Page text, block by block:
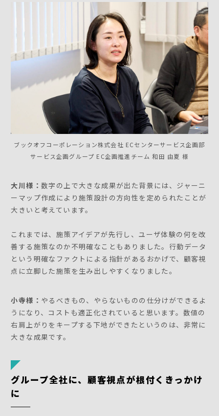
ブックオフコーポレーション株式会社 ECセンターサービス企画部
サービス企画グループ EC企画推進チーム 和田 由夏 様
大川様：数字の上で大きな成果が出た背景には、ジャーニ
ーマップ作成により施策設計の方向性を定められたことが
大きいと考えています。
これまでは、施策アイデアが先行し、ユーザ体験の何を改
善する施策なのか不明確なこともありました。行動データ
という明確なファクトによる指針があるおかげで、顧客視
点に立脚した施策を生み出しやすくなりました。
小寺様： やるべきもの、やらないものの仕分けができるよ
うになり、コストも適正化されていると思います。数値の
右肩上がりをキープする下地ができたというのは、非常に
大きな成果です。
グループ全社に、顧客視点が根付くきっかけ
に